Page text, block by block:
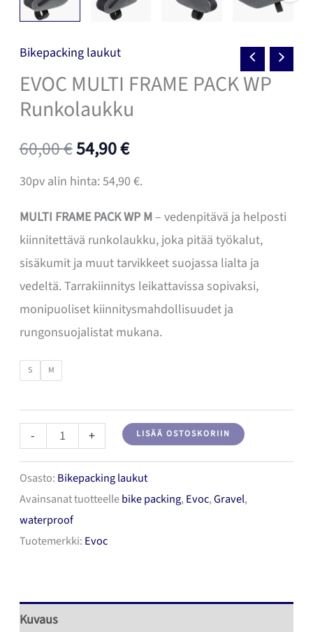
Bikepacking laukut
EVOC MULTI FRAME PACK WP
Runkolaukku
60,00€Alkuperäinen
hinta
oli:
60,00 €.
54,90€Nykyinen
hinta
on:
54,90 €.
30pv alin hinta:54,90 €.
MULTI FRAME PACK WP M– vedenpitävä ja helposti
kiinnitettävä runkolaukku, joka pitää työkalut,
sisäkumit ja muut tarvikkeet suojassa lialta ja
vedeltä. Tarrakiinnitys leikattavissa sopivaksi,
monipuoliset kiinnitysmahdollisuudet ja
rungonsuojalistat mukana.
S M
-
EVOC
FRAME
PACK
WP
Runkolaukku
+ LISÄÄ OSTOSKORIIN
Osasto: Bikepacking laukut
Avainsanat tuotteellebike packing, Evoc,Gravel,
waterproof
Tuotemerkki: Evoc
Kuvaus